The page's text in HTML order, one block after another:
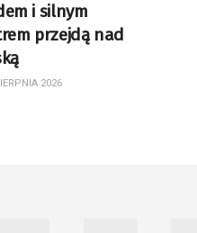
i silnym
przejdą nad
2026